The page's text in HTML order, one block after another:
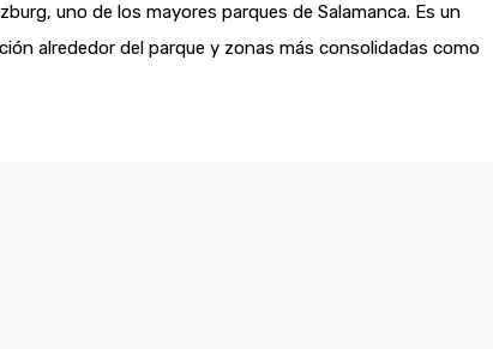
uno de los mayores parques de Salamanca. Es un
alrededor del parque y zonas más consolidadas como